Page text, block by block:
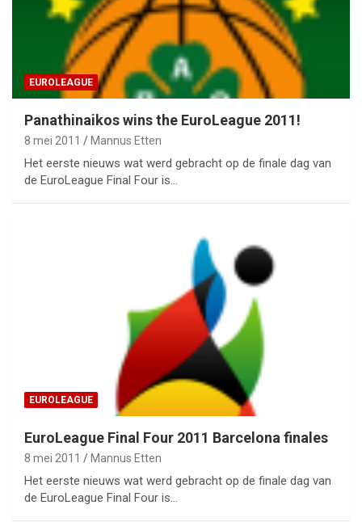
EUROLEAGUE
Panathinaikos wins the EuroLeague 2011!
8 mei 2011 Mannus Etten
Het eerste nieuws wat werd gebracht op de finale dag van
de EuroLeague Final Four is…
EUROLEAGUE
EuroLeague Final Four 2011 Barcelona finales
8 mei 2011 Mannus Etten
Het eerste nieuws wat werd gebracht op de finale dag van
de EuroLeague Final Four is…